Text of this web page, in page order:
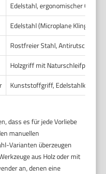
Edelstahl, ergonomischer Griff
Edelstahl (Microplane Klinge)
Rostfreier Stahl, Antirutschgriff
Holzgriff mit Naturschleifpapier
Kunststoffgriff, Edelstahlklinge
dass es für jede Vorliebe
manuellen
Varianten überzeugen
aus Holz oder mit
an, denen eine